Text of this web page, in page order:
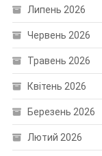
Липень 2026
Червень 2026
Травень 2026
Квітень 2026
Березень 2026
Лютий 2026